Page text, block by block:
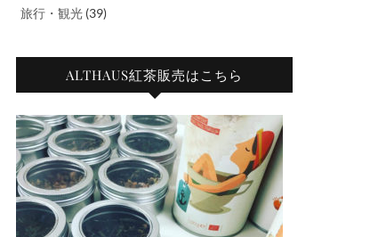
旅行・観光 (39)
ALTHAUS紅茶販売はこちら